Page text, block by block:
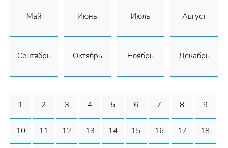
Май Июнь Июль Август
Сентябрь Октябрь Ноябрь Декабрь
1 2 3 4 5 6 7 8 9
10 11 12 13 14 15 16 17 18